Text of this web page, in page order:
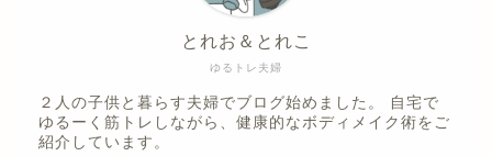
ゆるトレ夫婦
とれお＆とれこ
２人の子供と暮らす夫婦でブログ始めました。 自宅で
ゆるーく筋トレしながら、健康的なボディメイク術をご
紹介しています。